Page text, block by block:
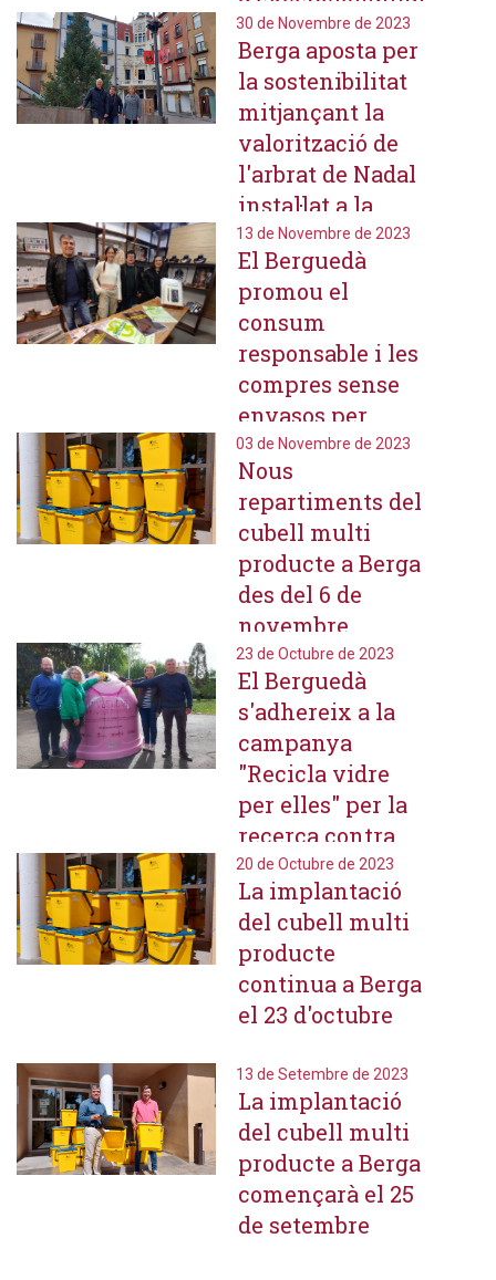
per sequera
30 de Novembre de 2023
Berga aposta per
la sostenibilitat
mitjançant la
valorització de
l'arbrat de Nadal
instal·lat a la
ciutat
13 de Novembre de 2023
El Berguedà
promou el
consum
responsable i les
compres sense
envasos per
reduir la
generació de
residus
03 de Novembre de 2023
Nous
repartiments del
cubell multi
producte a Berga
des del 6 de
novembre
23 de Octubre de 2023
El Berguedà
s'adhereix a la
campanya
"Recicla vidre
per elles" per la
recerca contra
del càncer de
mama
20 de Octubre de 2023
La implantació
del cubell multi
producte
continua a Berga
el 23 d'octubre
13 de Setembre de 2023
La implantació
del cubell multi
producte a Berga
començarà el 25
de setembre